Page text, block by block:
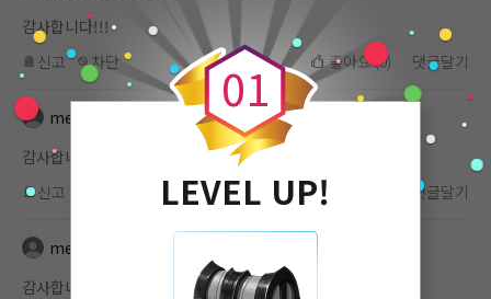
감사합니다!!!
신고
차단 좋아요(0) 댓글달기
me_1331951313 2025.02.11 작품댓글
감사합니다!!!
신고
댓글달기
me_1331951313
감사합니다!!!
0
0
1
LEVEL UP!